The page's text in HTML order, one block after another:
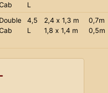
L
Double
4,5
L
2,4 x 1,3 m
1,8 x 1,4 m
0,7m
0,5m